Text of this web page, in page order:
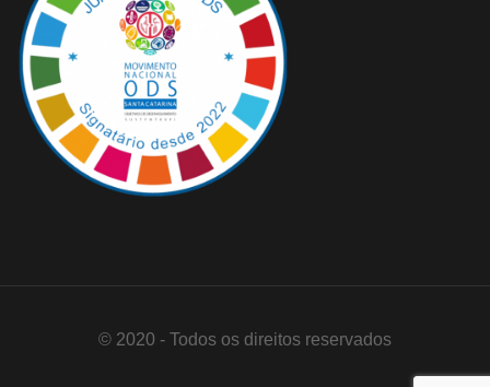
© 2020 - Todos os direitos reservados